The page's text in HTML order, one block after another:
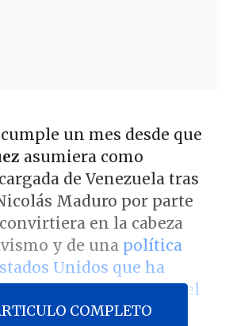
un mes desde que
asumiera como
de Venezuela tras
Maduro por parte
convirtiera en la cabeza
y de una política
Unidos que ha
a una transición en el
COMPLETO